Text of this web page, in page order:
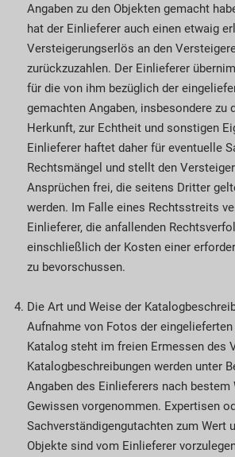
Angaben zu den Objekten gemacht
hat der Einlieferer auch einen etwaig
Versteigerungserlös an den
zurückzuzahlen. Der Einlieferer
für die von ihm bezüglich der
gemachten Angaben, insbesondere zu
Herkunft, zur Echtheit und sonstigen
Einlieferer haftet daher für eventuelle
Rechtsmängel und stellt den
Ansprüchen frei, die seitens Dritter
werden. Im Falle eines Rechtsstreits
Einlieferer, die anfallenden
einschließlich der Kosten einer
zu bevorschussen.
Die Art und Weise der
Aufnahme von Fotos der
Katalog steht im freien Ermessen des
Katalogbeschreibungen werden unter
Angaben des Einlieferers nach bestem
Gewissen vorgenommen. Expertisen
Sachverständigengutachten zum Wert
Objekte sind vom Einlieferer